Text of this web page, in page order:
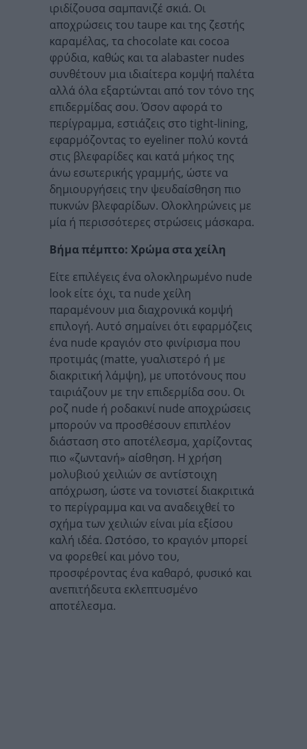
ιριδίζουσα σαμπανιζέ σκιά. Οι
αποχρώσεις του taupe και της ζεστής
καραμέλας, τα chocolate και cocoa
φρύδια, καθώς και τα alabaster nudes
συνθέτουν μια ιδιαίτερα κομψή παλέτα
αλλά όλα εξαρτώνται από τον τόνο της
επιδερμίδας σου. Όσον αφορά το
περίγραμμα, εστιάζεις στο tight-lining,
εφαρμόζοντας το eyeliner πολύ κοντά
στις βλεφαρίδες και κατά μήκος της
άνω εσωτερικής γραμμής, ώστε να
δημιουργήσεις την ψευδαίσθηση πιο
πυκνών βλεφαρίδων. Ολοκληρώνεις με
μία ή περισσότερες στρώσεις μάσκαρα.
Βήμα πέμπτο: Χρώμα στα χείλη
Είτε επιλέγεις ένα ολοκληρωμένο nude
look είτε όχι, τα nude χείλη
παραμένουν μια διαχρονικά κομψή
επιλογή. Αυτό σημαίνει ότι εφαρμόζεις
ένα nude κραγιόν στο φινίρισμα που
προτιμάς (matte, γυαλιστερό ή με
διακριτική λάμψη), με υποτόνους που
ταιριάζουν με την επιδερμίδα σου. Οι
ροζ nude ή ροδακινί nude αποχρώσεις
μπορούν να προσθέσουν επιπλέον
διάσταση στο αποτέλεσμα, χαρίζοντας
πιο «ζωντανή» αίσθηση. Η χρήση
μολυβιού χειλιών σε αντίστοιχη
απόχρωση, ώστε να τονιστεί διακριτικά
το περίγραμμα και να αναδειχθεί το
σχήμα των χειλιών είναι μία εξίσου
καλή ιδέα. Ωστόσο, το κραγιόν μπορεί
να φορεθεί και μόνο του,
προσφέροντας ένα καθαρό, φυσικό και
ανεπιτήδευτα εκλεπτυσμένο
αποτέλεσμα.